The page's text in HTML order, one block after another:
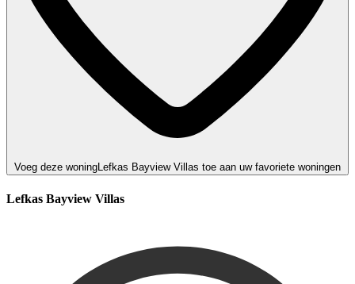
Voeg deze woningLefkas Bayview Villas toe aan uw favoriete woningen
Lefkas Bayview Villas